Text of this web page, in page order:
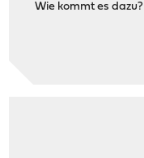
Wie kommt es dazu?